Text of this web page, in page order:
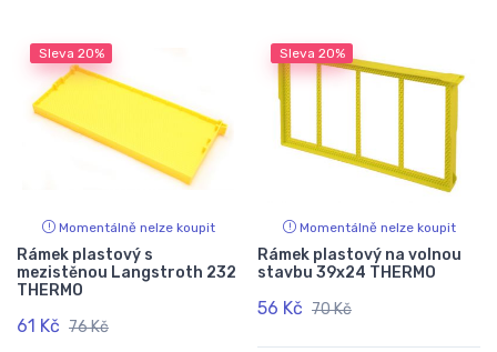
Sleva 20%
Momentálně nelze koupit
Rámek plastový s
mezistěnou Langstroth 232
THERMO
61 Kč 76 Kč
Sleva 20%
Momentálně nelze koupit
Rámek plastový na volnou
stavbu 39x24 THERMO
56 Kč 70 Kč